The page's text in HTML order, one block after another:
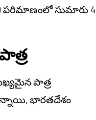
పరిమాణంలో సుమారు 4
పాత్ర
భారతదేశం